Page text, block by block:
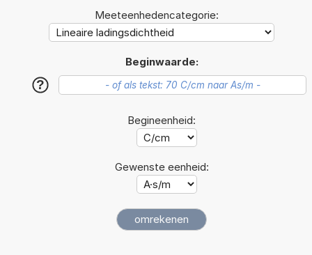
Meeteenhedencategorie:
Beginwaarde:
?
Begineenheid:
Gewenste eenheid: